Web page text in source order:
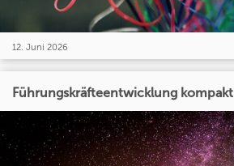
12. Juni 2026
Führungskräfteentwicklung